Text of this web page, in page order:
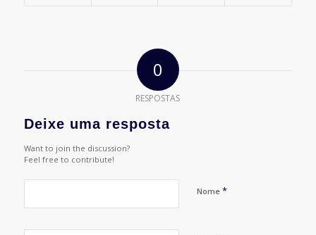
0
RESPOSTAS
Deixe uma resposta
Want to join the discussion?
Feel free to contribute!
Nome *